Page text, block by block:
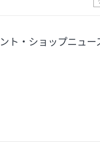
ト・ショップニュー